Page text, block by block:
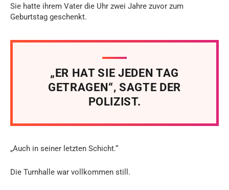
Sie hatte ihrem Vater die Uhr zwei Jahre zuvor zum
Geburtstag geschenkt.
„ER HAT SIE JEDEN TAG
GETRAGEN“, SAGTE DER
POLIZIST.
„Auch in seiner letzten Schicht.“
Die Turnhalle war vollkommen still.